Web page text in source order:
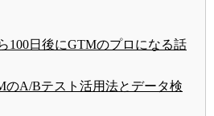
100日後にGTMのプロになる話
のA/Bテスト活用法とデータ検